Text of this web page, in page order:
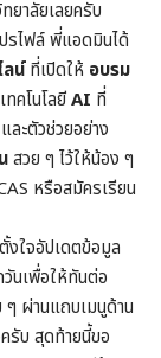
ยาลัยเลยครับ
รไฟล์ พี่แอดมินได้
น์ที่เปิดให้ อบรม
คโนโลยีAI ที่
และตัวช่วยอย่าง
สวย ๆ ไว้ให้น้อง ๆ
หรือสมัครเรียน
ใจอัปเดตข้อมูล
นเพื่อให้ทันต่อ
ๆ ผ่านแถบเมนูด้าน
รับ สุดท้ายนี้ขอ